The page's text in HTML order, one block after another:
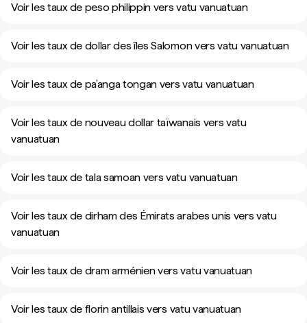
Voir les taux de peso philippin vers vatu vanuatuan
Voir les taux de dollar des îles Salomon vers vatu vanuatuan
Voir les taux de pa’anga tongan vers vatu vanuatuan
Voir les taux de nouveau dollar taïwanais vers vatu
vanuatuan
Voir les taux de tala samoan vers vatu vanuatuan
Voir les taux de dirham des Émirats arabes unis vers vatu
vanuatuan
Voir les taux de dram arménien vers vatu vanuatuan
Voir les taux de florin antillais vers vatu vanuatuan